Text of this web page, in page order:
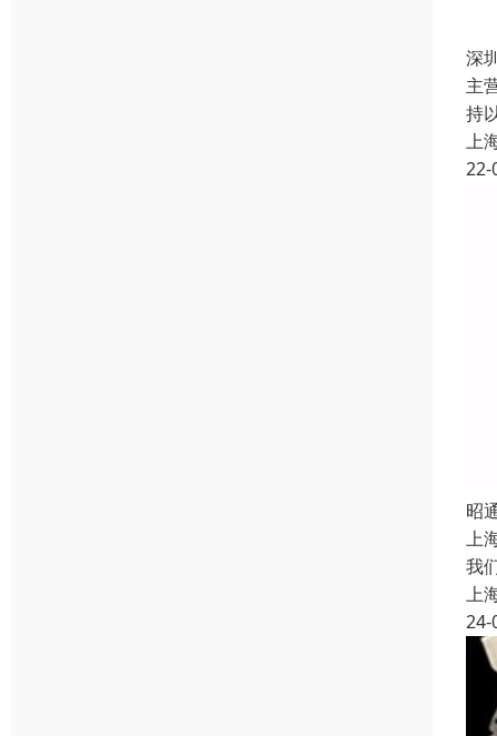
深
主
持
上
22-
昭
上
我
上
24-